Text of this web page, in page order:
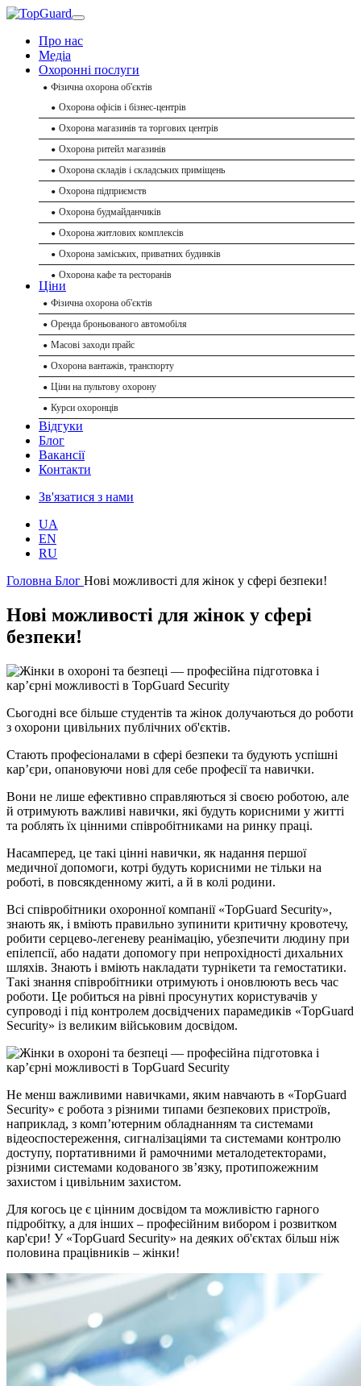
Про нас
Медіа
Охоронні послуги
Фізична охорона об'єктів
Охорона офісів і бізнес-центрів
Охорона магазинів та торгових центрів
Охорона ритейл магазинів
Охорона складів і складських приміщень
Охорона підприємств
Охорона будмайданчиків
Охорона житлових комплексів
Охорона заміських, приватних будинків
Охорона кафе та ресторанів
Охорона готелів
Охорона навчальних закладів
Охорона заходів
Охрана івентів
Охорона делегацій
Охорона конференцій
Послуги охорони концертів
Охорона спортивних заходів
Парамедичний супровід заходів
Технічні послуги
Встановлення систем відеоспостереження
Системи охорони периметра
Системи контролю та управління доступом (СКУД). Системи
Системи оповіщення та управління евакуацією (СОУЕ)
Підбір та навчання тілоохоронців
Позавідомча охорона
Ціни
Фізична охорона об'єктів
Оренда броньованого автомобіля
Масові заходи прайс
Охорона вантажів, транспорту
Ціни на пультову охорону
Курси охоронців
Відгуки
Блог
Ваканcії
Контакти
Зв'язатися з нами
UA
EN
RU
Головна Блог Нові можливості для жінок у сфері безпеки!
Нові можливості для жінок у сфері
безпеки!
Сьогодні все більше студентів та жінок долучаються до роботи
з охорони цивільних публічних об'єктів.
Стають професіоналами в сфері безпеки та будують успішні
карʼєри, опановуючи нові для себе професії та навички.
Вони не лише ефективно справляються зі своєю роботою, але
й отримують важливі навички, які будуть корисними у житті
та роблять їх цінними співробітниками на ринку праці.
Насамперед, це такі цінні навички, як надання першої
медичної допомоги, котрі будуть корисними не тільки на
роботі, в повсякденному житі, а й в колі родини.
Всі співробітники охоронної компанії «TopGuard Security»,
знають як, і вміють правильно зупинити критичну кровотечу,
робити серцево-легеневу реанімацію, убезпечити людину при
епілепсії, або надати допомогу при непрохідності дихальних
шляхів. Знають і вміють накладати турнікети та гемостатики.
Такі знання співробітники отримують і оновлюють весь час
роботи. Це робиться на рівні просунутих користувачів у
супроводі і під контролем досвідчених парамедиків «TopGuard
Security» із великим військовим досвідом.
Не менш важливими навичками, яким навчають в «TopGuard
Security» є робота з різними типами безпекових пристроїв,
наприклад, з компʼютерним обладнанням та системами
відеоспостереження, сигналізаціями та системами контролю
доступу, портативними й рамочними металодетекторами,
різними системами кодованого звʼязку, протипожежним
захистом і цивільним захистом.
Для когось це є цінним досвідом та можливістю гарного
підробітку, а для інших – професійним вибором і розвитком
кар'єри! У «TopGuard Security» на деяких об'єктах більш ніж
половина працівників – жінки!